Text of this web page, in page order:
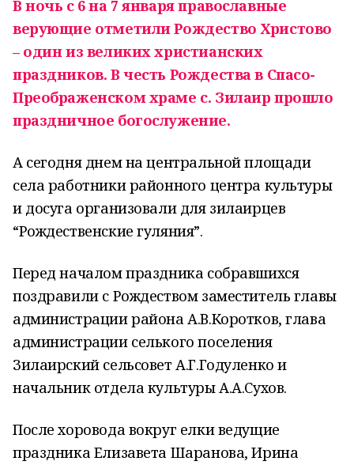
В ночь с 6 на 7 января православные
верующие отметили Рождество Христово
– один из великих христианских
праздников. В честь Рождества в Спасо-
Преображенском храме с. Зилаир прошло
праздничное богослужение.
А сегодня днем на центральной площади
села работники районного центра культуры
и досуга организовали для зилаирцев
“Рождественские гуляния”.
Перед началом праздника собравшихся
поздравили с Рождеством заместитель главы
администрации района А.В.Коротков, глава
администрации селького поселения
Зилаирский сельсовет А.Г.Годуленко и
начальник отдела культуры А.А.Сухов.
После хоровода вокруг елки ведущие
праздника Елизавета Шаранова, Ирина